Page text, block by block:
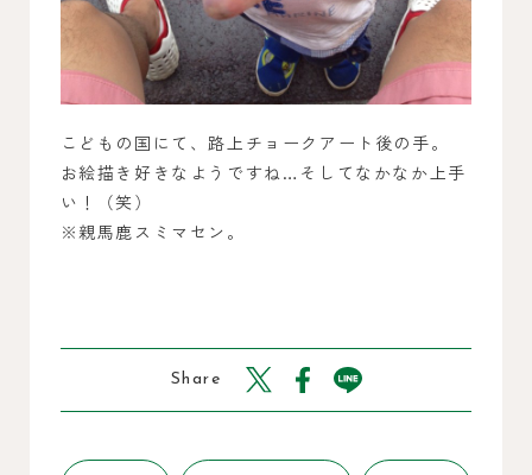
こどもの国にて、路上チョークアート後の手。
お絵描き好きなようですね…そしてなかなか上手
い！（笑）
※親馬鹿スミマセン。
Share